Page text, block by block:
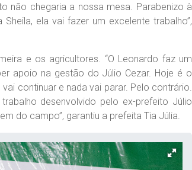
não chegaria a nossa mesa. Parabenizo à
ela vai fazer um excelente trabalho”,
e os agricultores. “O Leonardo faz um
apoio na gestão do Júlio Cezar. Hoje é o
continuar e nada vai parar. Pelo contrário.
desenvolvido pelo ex-prefeito Júlio
do campo”, garantiu a prefeita Tia Júlia.